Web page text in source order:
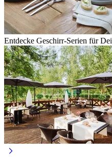
Entdecke Geschirr-Serien für